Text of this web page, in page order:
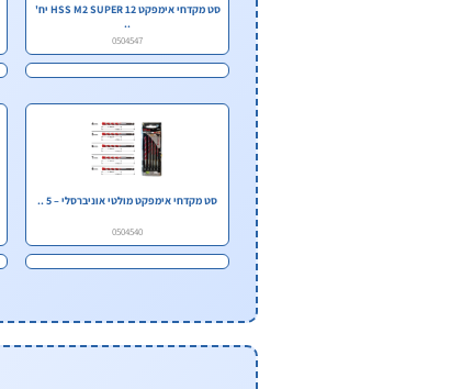
סט מקדחי אימפקט HSS M2 SUPER 12 יח'
..
0504547
סט מקדחי אימפקט מולטי אוניברסלי – 5 ..
0504540